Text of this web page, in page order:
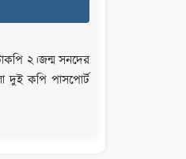
২।জন্ম সনদের
দুই কপি পাসপোর্ট